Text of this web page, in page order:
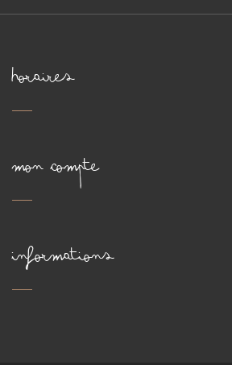
HORAIRES
MON COMPTE
INFORMATIONS